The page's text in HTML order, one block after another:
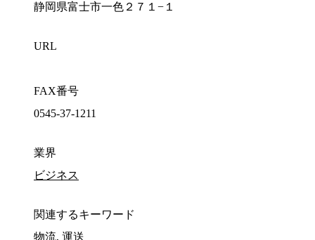
静岡県富士市一色２７１−１
URL
FAX番号
0545-37-1211
業界
ビジネス
関連するキーワード
物流, 運送